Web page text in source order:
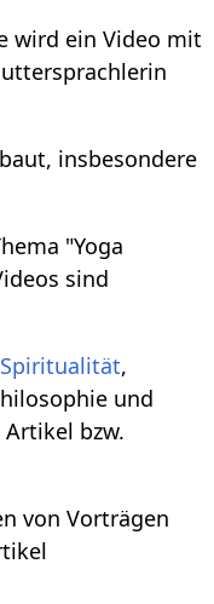
wird ein Video mit
insbesondere
"Yoga
sind
Spiritualität,
und
bzw.
von Vorträgen